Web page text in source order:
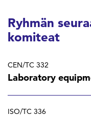
Ryhmän
komiteat
CEN/TC 332
Laboratory
ISO/TC 336